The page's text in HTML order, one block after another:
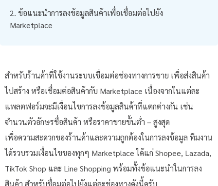
ข้อแนะนำการลงข้อมูลสินค้าเพื่อเชื่อมต่อไปยัง
Marketplace
สำหรับร้านค้าที่ใช้งานระบบเชื่อมต่อช่องทางการขาย เพื่อส่งสินค้า
ไปสร้าง หรือเชื่อมต่อสินค้ากับ Marketplace เนื่องจากในแต่ละ
แพลตฟอร์มจะมีเงื่อนไขการลงข้อมูลสินค้าที่แตกต่างกัน เช่น
จำนวนตัวอักษรชื่อสินค้า หรือราคาขายขั้นต่ำ – สูงสุด
เพื่อความสะดวกของร้านค้าและความถูกต้องในการลงข้อมูล ทีมงาน
ได้รวบรวมเงื่อนไขของทุกๆ Marketplace ได้แก่ Shopee, Lazada,
TikTok Shop และ Line Shopping พร้อมทั้งข้อแนะนำในการลง
สินค้า สำหรับชื่อมต่อไปยังแต่ละช่องทางดังนี้ครับ